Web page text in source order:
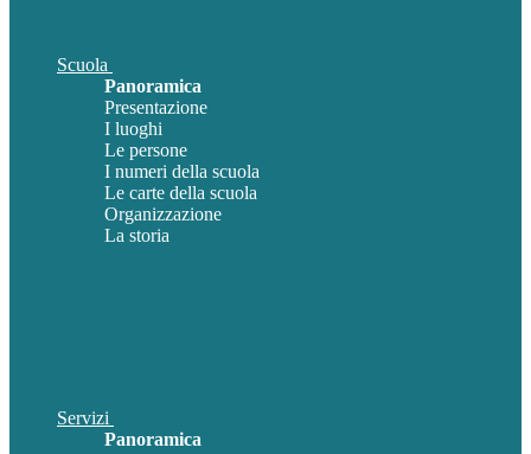
Scuola
Panoramica
Presentazione
I luoghi
Le persone
I numeri della scuola
Le carte della scuola
Organizzazione
La storia
Servizi
Panoramica